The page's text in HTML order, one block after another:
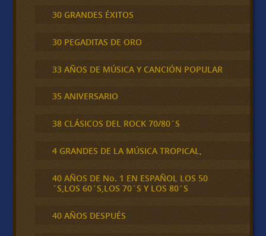
30 GRANDES ÉXITOS
30 PEGADITAS DE ORO
33 AÑOS DE MÚSICA Y CANCIÓN POPULAR
35 ANIVERSARIO
38 CLÁSICOS DEL ROCK 70/80´S
4 GRANDES DE LA MÚSICA TROPICAL,
40 AÑOS DE No. 1 EN ESPAÑOL LOS 50
´S,LOS 60´S,LOS 70´S Y LOS 80´S
40 AÑOS DESPUÉS